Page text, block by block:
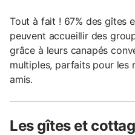
Tout à fait ! 67% des gîtes
peuvent accueillir des
grâce à leurs canapés
multiples, parfaits pour les
amis.
Les gîtes et